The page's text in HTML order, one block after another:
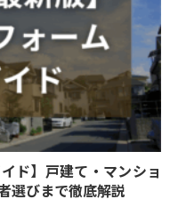
ド】戸建て・マンショ
選びまで徹底解説